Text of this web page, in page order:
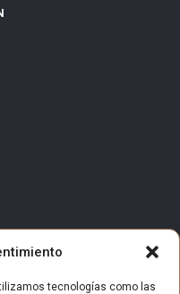
tecnologías como las